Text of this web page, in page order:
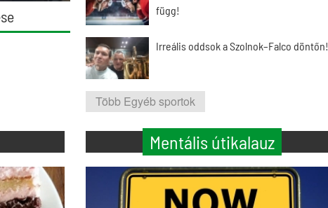
függ!
Irreális oddsok a Szolnok–Falco döntőn!
Több Egyéb sportok
Mentális útikalauz